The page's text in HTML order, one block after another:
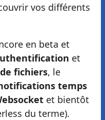
vos différents
en beta et
et
fichiers, le
temps
et bientôt
du terme).